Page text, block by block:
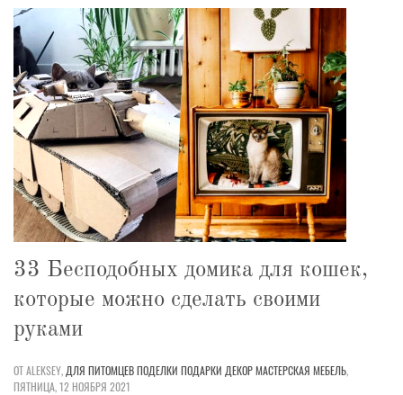
33 Бесподобных домика для кошек,
которые можно сделать своими
руками
ОТ ALEKSEY, ДЛЯ ПИТОМЦЕВПОДЕЛКИ ПОДАРКИ ДЕКОРМАСТЕРСКАЯ МЕБЕЛЬ,
ПЯТНИЦА, 12 НОЯБРЯ 2021